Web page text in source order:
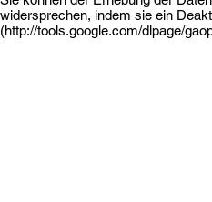
widersprechen, indem sie ein
(http://tools.google.com/dlpage/